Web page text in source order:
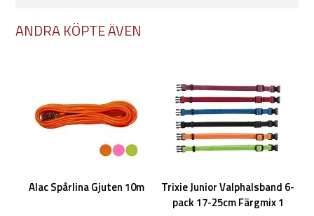
ANDRA KÖPTE ÄVEN
Alac Spårlina Gjuten 10m
Trixie Junior Valphalsband 6-
pack 17-25cm Färgmix 1